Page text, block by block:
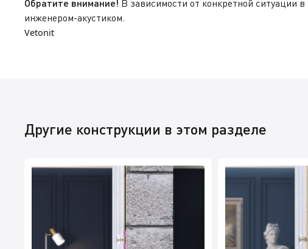
Обратите внимание! В зависимости от конкретной ситуации
инженером-акустиком.
Vetonit
Другие конструкции в этом разделе